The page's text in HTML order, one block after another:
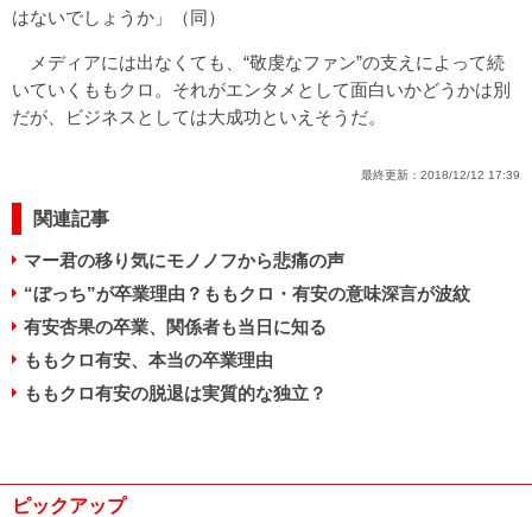
はないでしょうか」（同）
メディアには出なくても、“敬虔なファン”の支えによって続
いていくももクロ。それがエンタメとして面白いかどうかは別
だが、ビジネスとしては大成功といえそうだ。
最終更新： 2018/12/12 17:39
関連記事
マー君の移り気にモノノフから悲痛の声
“ぼっち”が卒業理由？ももクロ・有安の意味深言が波紋
有安杏果の卒業、関係者も当日に知る
ももクロ有安、本当の卒業理由
ももクロ有安の脱退は実質的な独立？
ピックアップ